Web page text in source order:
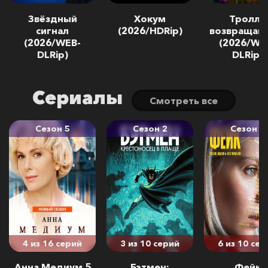
Звёздный
сигнал
(2026/WEB-
DLRip)
Хокум
(2026/HDRip)
Тролли
(2026/
DLRip)
Сериалы Cмотреть все
Сезон 5
4 из 16 серий
Сезон 2
3 из 10 серий
Сезон 1
6 из 10